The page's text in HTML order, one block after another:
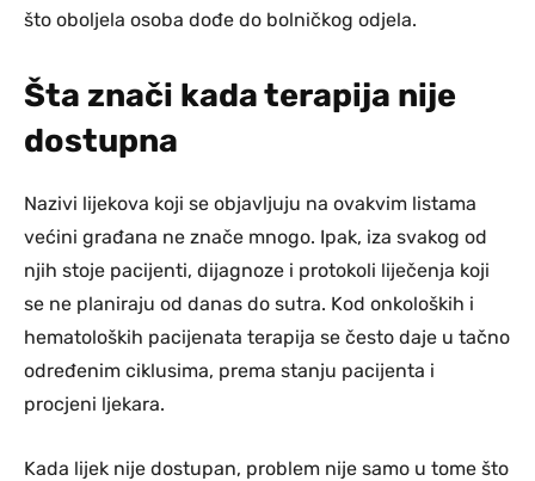
što oboljela osoba dođe do bolničkog odjela.
Šta znači kada terapija nije
dostupna
Nazivi lijekova koji se objavljuju na ovakvim listama
većini građana ne znače mnogo. Ipak, iza svakog od
njih stoje pacijenti, dijagnoze i protokoli liječenja koji
se ne planiraju od danas do sutra. Kod onkoloških i
hematoloških pacijenata terapija se često daje u tačno
određenim ciklusima, prema stanju pacijenta i
procjeni ljekara.
Kada lijek nije dostupan, problem nije samo u tome što